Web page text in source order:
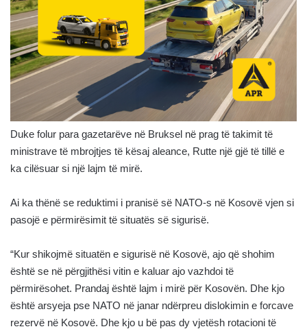
Duke folur para gazetarëve në Bruksel në prag të takimit të
ministrave të mbrojtjes të kësaj aleance, Rutte një gjë të tillë e
ka cilësuar si një lajm të mirë.
Ai ka thënë se reduktimi i pranisë së NATO-s në Kosovë vjen si
pasojë e përmirësimit të situatës së sigurisë.
“Kur shikojmë situatën e sigurisë në Kosovë, ajo që shohim
është se në përgjithësi vitin e kaluar ajo vazhdoi të
përmirësohet. Prandaj është lajm i mirë për Kosovën. Dhe kjo
është arsyeja pse NATO në janar ndërpreu dislokimin e forcave
rezervë në Kosovë. Dhe kjo u bë pas dy vjetësh rotacioni të